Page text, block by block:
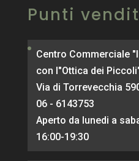
Punti
Centro Commerciale
con l"Ottica dei
Via di Torrevecchia
06 - 6143753
Aperto da lunedi a
16:00-19:30